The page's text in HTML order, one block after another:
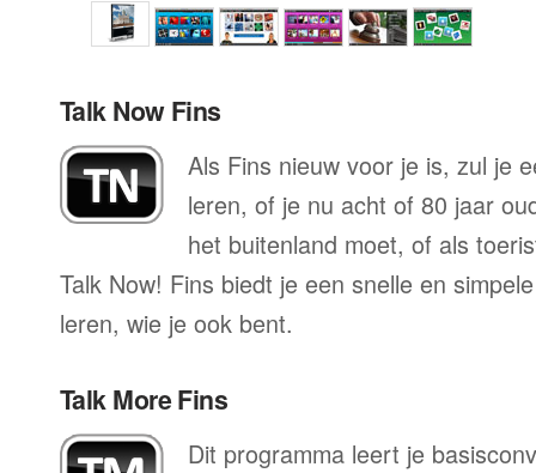
Talk Now Fins
Als Fins nieuw voor je is, zul je
leren, of je nu acht of 80 jaar
het buitenland moet, of als
Talk Now! Fins biedt je een snelle en
leren, wie je ook bent.
Talk More Fins
Dit programma leert je